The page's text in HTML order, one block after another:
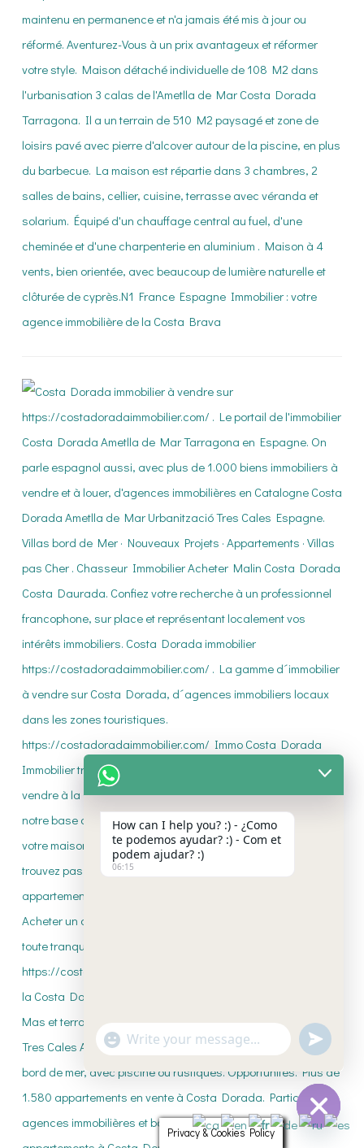
Privacy & Cookies Policy
How can I help you? :) - ¿Como
te podemos ayudar? :) - Com et
podem ajudar? :)
06:15
WhatsApp
Message